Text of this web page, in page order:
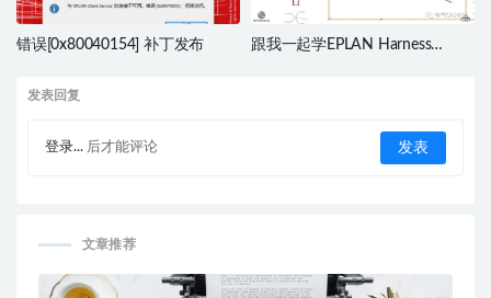
错误[0x80040154] 补丁发布
跟我一起学EPLAN Harness
发表回复
登录... 后才能评论
文章推荐